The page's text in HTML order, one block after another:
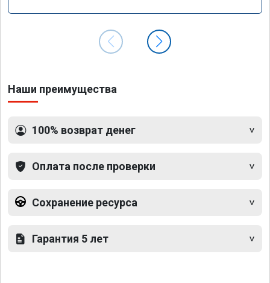
Наши преимущества
100% возврат денег
Оплата после проверки
Сохранение ресурса
Гарантия 5 лет